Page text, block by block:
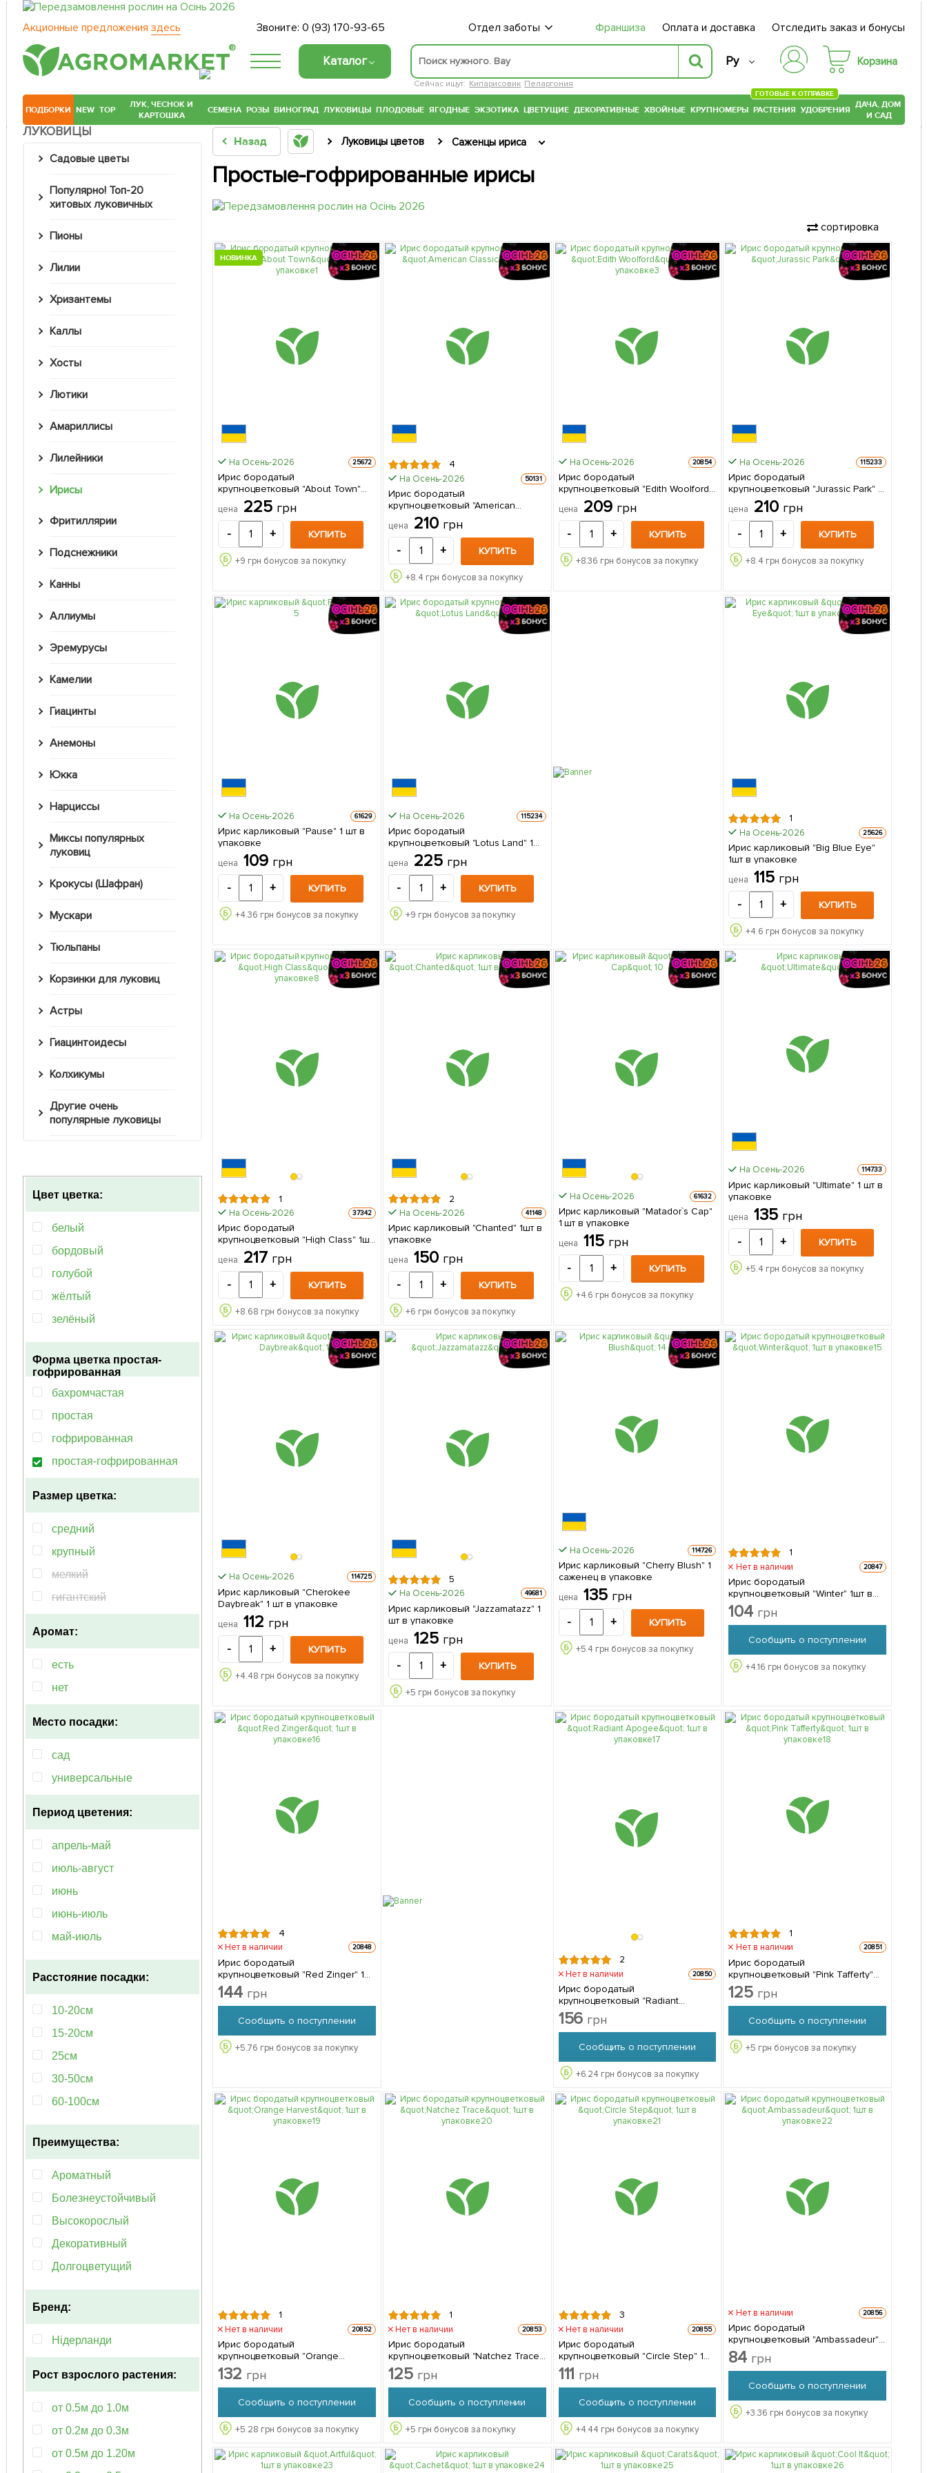
Акционные предложения здесь Звоните:0 (93) 170-93-65 Отдел заботы Франшиза Оплата и доставка Отследить заказ и бонусы
®
Каталог
Сейчас ищут: Кипарисовик Пеларгония
Ру Корзина
ПОДБОРКИ NEW TOP
ЛУК, ЧЕСНОК И
КАРТОШКА
СЕМЕНА РОЗЫ ВИНОГРАД ЛУКОВИЦЫ ПЛОДОВЫЕ ЯГОДНЫЕ ЭКЗОТИКА ЦВЕТУЩИЕ ДЕКОРАТИВНЫЕ ХВОЙНЫЕ КРУПНОМЕРЫ РАСТЕНИЯ
ГОТОВЫЕ К ОТПРАВКЕ
УДОБРЕНИЯ ДАЧА, ДОМ
И САД
ЛУКОВИЦЫ
Садовые цветы
Популярно! Топ-20
хитовых луковичных
Пионы
Лилии
Хризантемы
Каллы
Хосты
Лютики
Амариллисы
Лилейники
Ирисы
Фритиллярии
Подснежники
Канны
Аллиумы
Эремурусы
Камелии
Гиацинты
Анемоны
Юкка
Нарциссы
Миксы популярных
луковиц
Крокусы (Шафран)
Мускари
Тюльпаны
Корзинки для луковиц
Астры
Гиацинтоидесы
Колхикумы
Другие очень
популярные луковицы
Цвет цветка:
белый
бордовый
голубой
жёлтый
зелёный
коричневый
красный
кремовый
мультиколор
пурпурный
розовый
синий
сиреневый
фиолетовый
чёрный
лавандовый
персиковый
Форма цветка простая-
гофрированная
бахромчастая
простая
гофрированная
простая-гофрированная
Размер цветка:
средний
крупный
мелкий
гигантский
Аромат:
есть
нет
Место посадки:
сад
универсальные
Период цветения:
апрель-май
июль-август
июнь
июнь-июль
май-июль
май-июнь
март-апрель
май
март-май
июнь-август
май-сентябрь
повторноцветущий
Расстояние посадки:
10-20см
15-20см
25см
30-50см
60-100см
60см
10-30см
100-120см
10см
30см
45см
30-50см
Преимущества:
Ароматный
Болезнеустойчивый
Высокорослый
Декоративный
Долгоцветущий
Засухоустойчивый
Компактный
Красивоцветущий
Многолетний
Морозостойкий
Неприхотливый
Обильноцветущий
Повторноцветущий
Бренд:
Нідерланди
Рост взрослого растения:
от 0.5м до 1.0м
от 0.2м до 0.3м
от 0.5м до 1.20м
Назад Луковицы цветов Саженцы ириса
Простые-гофрированные ирисы
сортировка
НОВИНКА
На Осень-2026 25672
Ирис бородатый
крупноцветковый "About Town"
1шт в упаковке
цена 225 грн
- + КУПИТЬ
+9 грн бонусов за покупку
4
На Осень-2026 50131
Ирис бородатый
крупноцветковый "American
Classic" 1 шт в упаковке
цена 210 грн
- + КУПИТЬ
+8.4 грн бонусов за покупку
На Осень-2026 20854
Ирис бородатый
крупноцветковый "Edith Woolford"
1шт в упаковке
цена 209 грн
- + КУПИТЬ
+8.36 грн бонусов за покупку
На Осень-2026 115233
Ирис бородатый
крупноцветковый "Jurassic Park" 1
саженец в упаковке
цена 210 грн
- + КУПИТЬ
+8.4 грн бонусов за покупку
На Осень-2026 61629
Ирис карликовый "Pause" 1 шт в
упаковке
цена 109 грн
- + КУПИТЬ
+4.36 грн бонусов за покупку
На Осень-2026 115234
Ирис бородатый
крупноцветковый "Lotus Land" 1
саженец в упаковке
цена 225 грн
- + КУПИТЬ
+9 грн бонусов за покупку
1
На Осень-2026 25626
Ирис карликовый "Big Blue Eye"
1шт в упаковке
цена 115 грн
- + КУПИТЬ
+4.6 грн бонусов за покупку
1
На Осень-2026 37342
Ирис бородатый
крупноцветковый "High Class" 1шт
в упаковке
цена 217 грн
- + КУПИТЬ
+8.68 грн бонусов за покупку
2
На Осень-2026 41148
Ирис карликовый "Chanted" 1шт в
упаковке
цена 150 грн
- + КУПИТЬ
+6 грн бонусов за покупку
На Осень-2026 61632
Ирис карликовый "Matador`s Cap"
1 шт в упаковке
цена 115 грн
- + КУПИТЬ
+4.6 грн бонусов за покупку
На Осень-2026 114733
Ирис карликовый "Ultimate" 1 шт в
упаковке
цена 135 грн
- + КУПИТЬ
+5.4 грн бонусов за покупку
На Осень-2026 114725
Ирис карликовый "Cherokee
Daybreak" 1 шт в упаковке
цена 112 грн
- + КУПИТЬ
+4.48 грн бонусов за покупку
5
На Осень-2026 49681
Ирис карликовый "Jazzamatazz" 1
шт в упаковке
цена 125 грн
- + КУПИТЬ
+5 грн бонусов за покупку
На Осень-2026 114726
Ирис карликовый "Cherry Blush" 1
саженец в упаковке
цена 135 грн
- + КУПИТЬ
+5.4 грн бонусов за покупку
1
Нет в наличии 20847
Ирис бородатый
крупноцветковый "Winter" 1шт в
упаковке
104 грн
Сообщить о поступлении
+4.16 грн бонусов за покупку
4
Нет в наличии 20848
Ирис бородатый
крупноцветковый "Red Zinger" 1шт
в упаковке
144 грн
Сообщить о поступлении
+5.76 грн бонусов за покупку
2
Нет в наличии 20850
Ирис бородатый
крупноцветковый "Radiant
156 грн
Сообщить о поступлении
+6.24 грн бонусов за покупку
1
Нет в наличии 20851
Ирис бородатый
крупноцветковый "Pink Tafferty"
1шт в упаковке
125 грн
Сообщить о поступлении
+5 грн бонусов за покупку
1
Нет в наличии 20852
Ирис бородатый
крупноцветковый "Orange
132 грн
Сообщить о поступлении
+5.28 грн бонусов за покупку
1
Нет в наличии 20853
Ирис бородатый
крупноцветковый "Natchez Trace"
1шт в упаковке
125 грн
Сообщить о поступлении
+5 грн бонусов за покупку
3
Нет в наличии 20855
Ирис бородатый
крупноцветковый "Circle Step" 1шт
в упаковке
111 грн
Сообщить о поступлении
+4.44 грн бонусов за покупку
Нет в наличии 20856
Ирис бородатый
крупноцветковый "Ambassadeur"
1шт в упаковке
84 грн
Сообщить о поступлении
+3.36 грн бонусов за покупку